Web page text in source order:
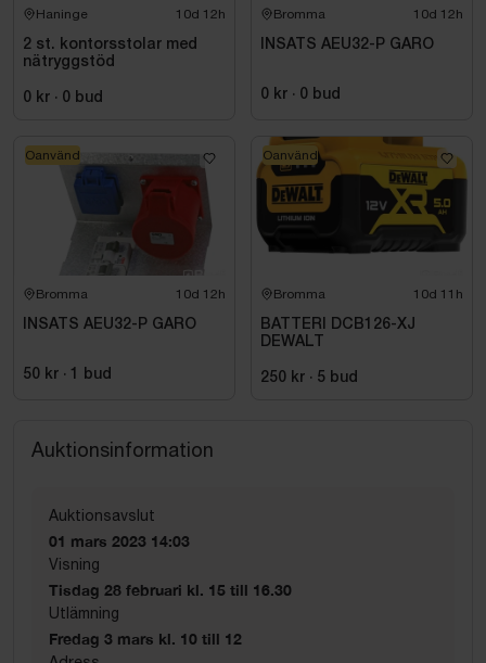
Haninge 10d 12h
2 st. kontorsstolar med
nätryggstöd
0 kr · 0 bud
Bromma 10d 12h
INSATS AEU32-P GARO
0 kr · 0 bud
Bromma 10d 12h
INSATS AEU32-P GARO
50 kr · 1 bud
Oanvänd
Bromma 10d 11h
BATTERI DCB126-XJ
DEWALT
250 kr · 5 bud
Oanvänd
Auktionsinformation
Auktionsavslut
01 mars 2023 14:03
Visning
Tisdag 28 februari kl. 15 till 16.30
Utlämning
Fredag 3 mars kl. 10 till 12